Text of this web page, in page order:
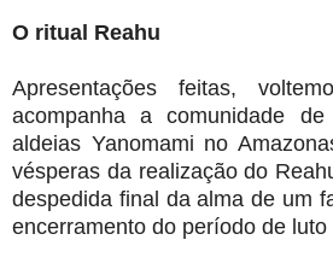
O ritual Reahu
Apresentações feitas,
acompanha a comunidade
aldeias Yanomami no
vésperas da realização do
despedida final da alma de um
encerramento do período de